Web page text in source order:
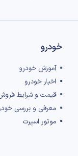
خودرو
آموزش خودرو
اخبار خودرو
قیمت و شرایط
معرفی و بررسی
موتور اسپرت